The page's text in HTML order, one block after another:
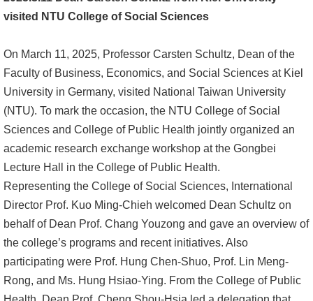
國
化
高
教
深
辦
法
及
文
件
心
輔
visited NTU College of Social Sciences
On March 11, 2025, Professor Carsten Schultz, Dean of the
Faculty of Business, Economics, and Social Sciences at Kiel
University in Germany, visited National Taiwan University
(NTU). To mark the occasion, the NTU College of Social
Sciences and College of Public Health jointly organized an
academic research exchange workshop at the Gongbei
Lecture Hall in the College of Public Health.
Representing the College of Social Sciences, International
Director Prof. Kuo Ming-Chieh welcomed Dean Schultz on
behalf of Dean Prof. Chang Youzong and gave an overview of
the college’s programs and recent initiatives. Also
participating were Prof. Hung Chen-Shuo, Prof. Lin Meng-
Rong, and Ms. Hung Hsiao-Ying. From the College of Public